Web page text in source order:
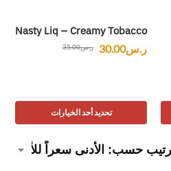
Nasty Liq – Creamy Tobacco
ر.س35.00 ر.س30.00
تحديد أحد الخيارات